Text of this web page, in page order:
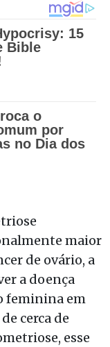
maior
de ovário, a
a doença
feminina em
cerca de
esse